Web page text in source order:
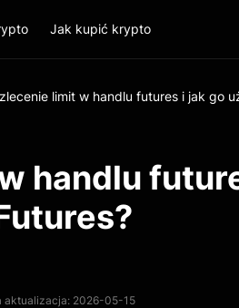
Jak kupić krypto
limit w handlu futures i jak go
handlu
aktualizacja: 2026-05-15